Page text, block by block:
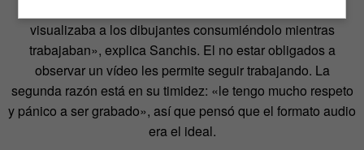
visualizaba a los dibujantes consumiéndolo mientras
trabajaban», explica Sanchis. El no estar obligados a
observar un vídeo les permite seguir trabajando. La
segunda razón está en su timidez: «le tengo mucho respeto
y pánico a ser grabado», así que pensó que el formato audio
era el ideal.